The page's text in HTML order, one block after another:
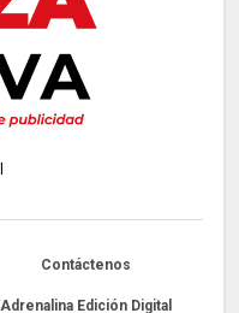
Contáctenos
Adrenalina Edición Digital